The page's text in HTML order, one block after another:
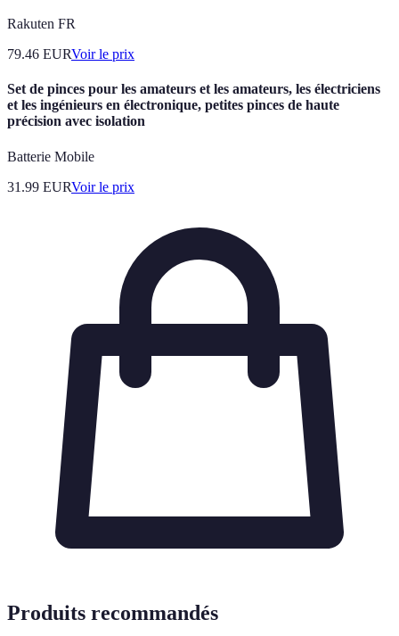
Rakuten FR
79.46 EURVoir le prix
Set de pinces pour les amateurs et les amateurs, les électriciens
et les ingénieurs en électronique, petites pinces de haute
précision avec isolation
Batterie Mobile
31.99 EURVoir le prix
Produits recommandés